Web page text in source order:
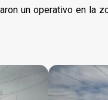
un operativo en la